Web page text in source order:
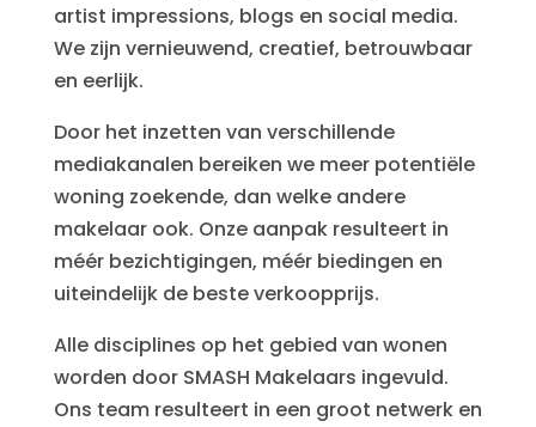
artist impressions, blogs en social media.
We zijn vernieuwend, creatief, betrouwbaar
en eerlijk.
Door het inzetten van verschillende
mediakanalen bereiken we meer potentiële
woning zoekende, dan welke andere
makelaar ook. Onze aanpak resulteert in
méér bezichtigingen, méér biedingen en
uiteindelijk de beste verkoopprijs.
Alle disciplines op het gebied van wonen
worden door SMASH Makelaars ingevuld.
Ons team resulteert in een groot netwerk en